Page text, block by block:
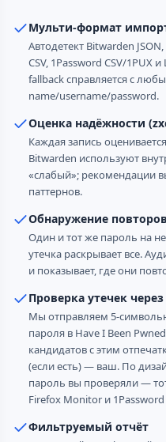
Мульти-формат
Автодетект Bitwarden
CSV, 1Password CSV/1PUX
fallback справляется с
name/username/password.
Оценка надёжности
Каждая запись
Bitwarden используют
«слабый»; рекомендации
паттернов.
Обнаружение повторов
Один и тот же пароль на
утечка раскрывает все.
и показывает, где они
Проверка утечек
Мы отправляем 5-
пароля в Have I Been
кандидатов с этим
(если есть) — ваш. По
пароль вы проверяли —
Firefox Monitor и
Фильтруемый отчёт